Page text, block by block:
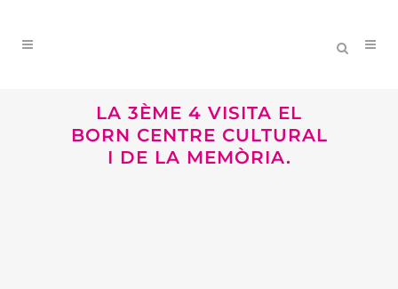
LA 3ÈME 4 VISITA EL
BORN CENTRE CULTURAL
I DE LA MEMÒRIA.